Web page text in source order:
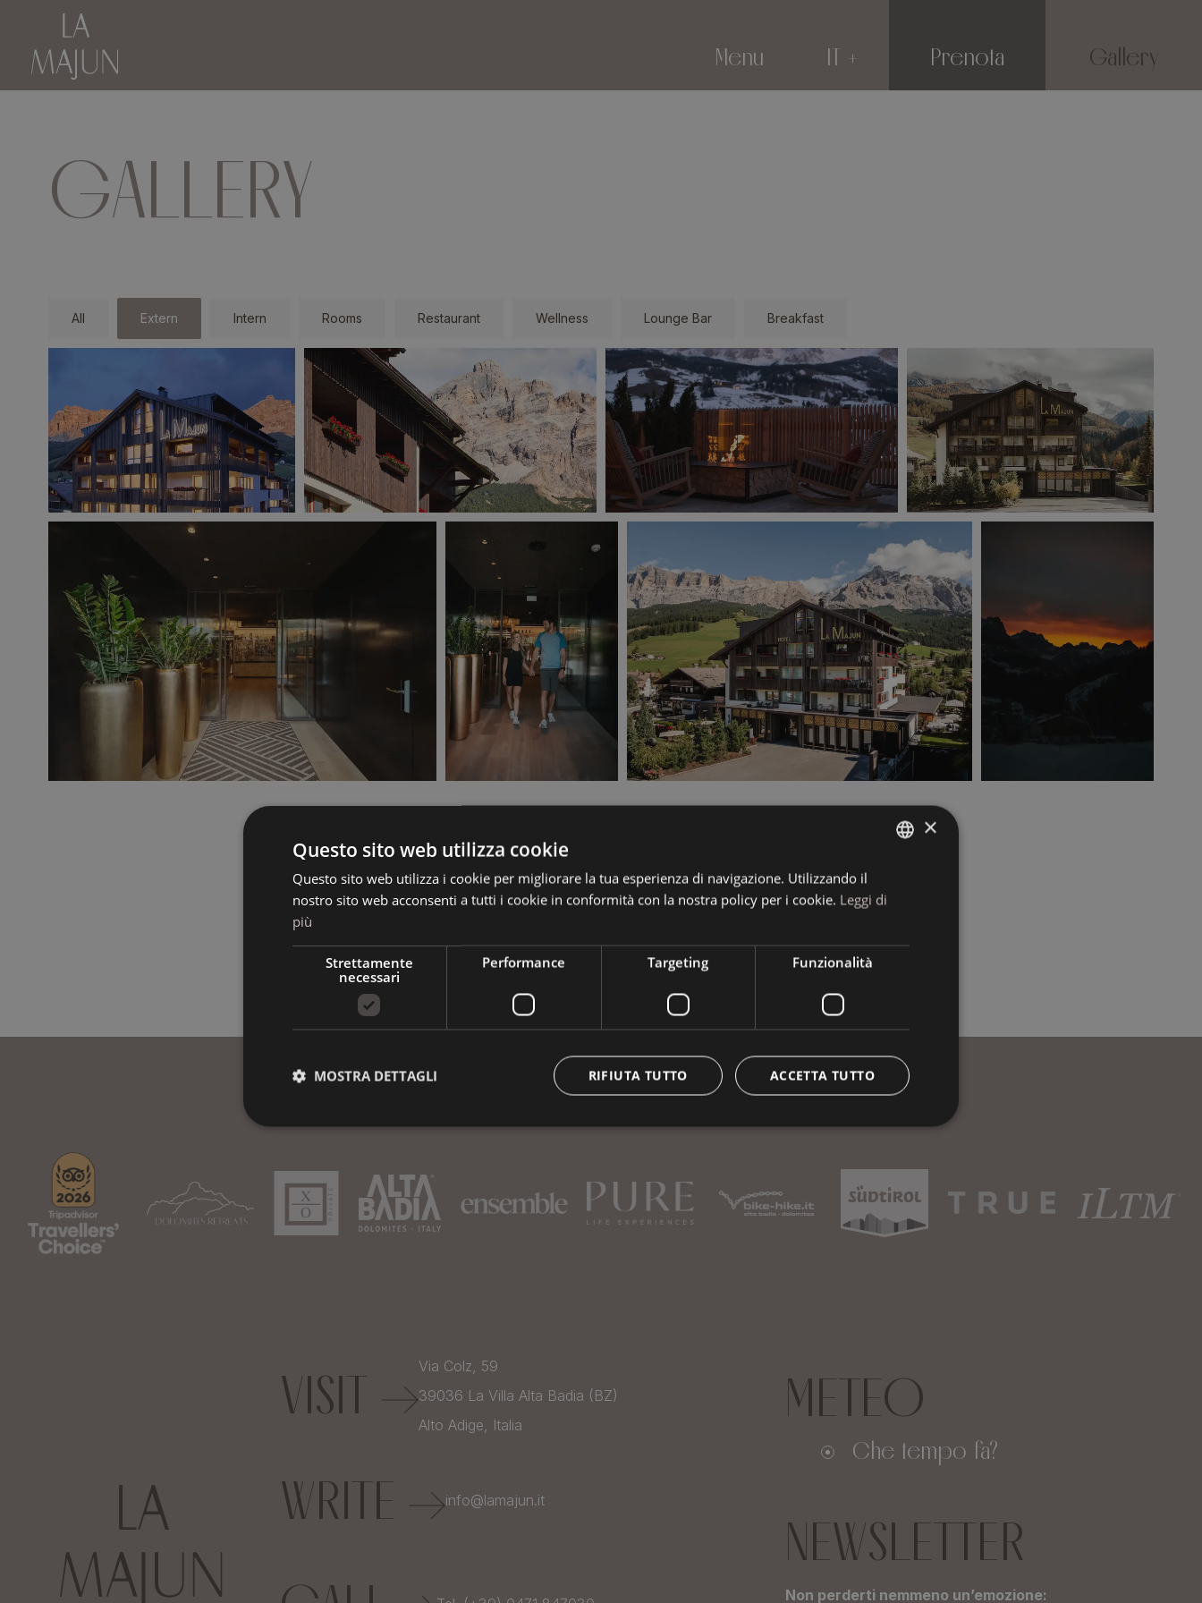
Menu IT Prenota Gallery
GALLERY
All Extern Intern Rooms Restaurant Wellness Lounge Bar Breakfast
Prenota la tua vacanza
VISIT
Via Colz, 59
39036 La Villa Alta Badia (BZ)
Alto Adige, Italia
WRITE info@lamajun.it
METEO
Che tempo fa?
NEWSLETTER
Non perderti nemmeno un’emozione:
GERMAN
×
Questo sito web utilizza cookie
Questo sito web utilizza i cookie per migliorare la tua esperienza di navigazione. Utilizzando il
nostro sito web acconsenti a tutti i cookie in conformità con la nostra policy per i cookie. Leggi di
più
Strettamente
necessari
Performance Targeting Funzionalità
ACCETTA TUTTO
RIFIUTA TUTTO
MOSTRA DETTAGLI